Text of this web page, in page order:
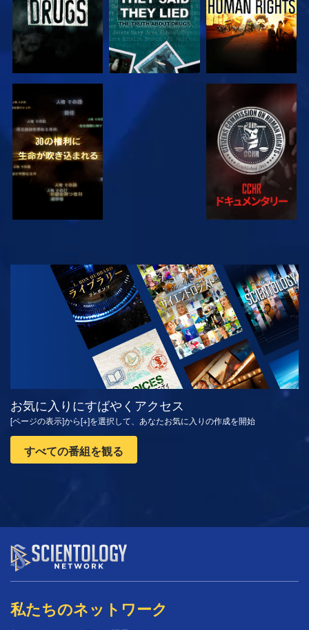
観る
観る シリーズを探求
お気に入りにすばやくアクセス
[ページの表示]から[+]を選択して、あなたお気に入りの作成を開始
すべての番組を観る
私たちのネットワーク